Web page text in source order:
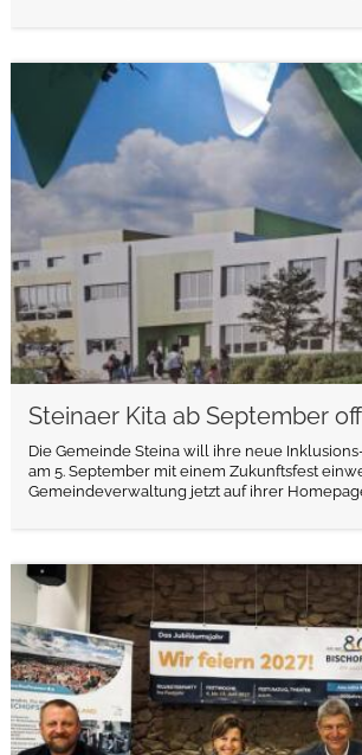
Steinaer Kita ab September
Die Gemeinde Steina will ihre neue
am 5. September mit einem Zukunftsfest
Gemeindeverwaltung jetzt auf ihrer
weiterlesen
weiterlesen